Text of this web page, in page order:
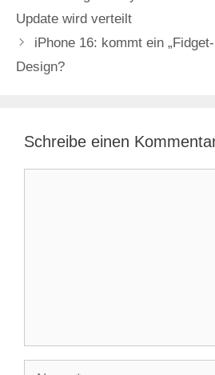
Update wird verteilt
iPhone 16: kommt ein
Design?
Schreibe einen